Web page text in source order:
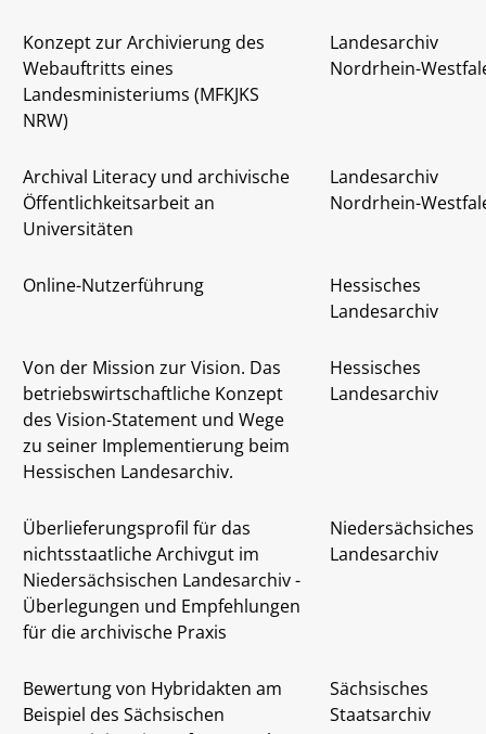
Konzept zur Archivierung des
Webauftritts eines
Landesministeriums (MFKJKS
NRW)
Landesarchiv
Nordrhein-
Archival Literacy und archivische
Öffentlichkeitsarbeit an
Universitäten
Landesarchiv
Nordrhein-
Online-Nutzerführung
Hessisches
Landesarchiv
Von der Mission zur Vision. Das
betriebswirtschaftliche Konzept
des Vision-Statement und Wege
zu seiner Implementierung beim
Hessischen Landesarchiv.
Hessisches
Landesarchiv
Überlieferungsprofil für das
nichtsstaatliche Archivgut im
Niedersächsischen Landesarchiv -
Überlegungen und Empfehlungen
für die archivische Praxis
Niedersächsiches
Landesarchiv
Bewertung von Hybridakten am
Beispiel des Sächsischen
Sächsisches
Staatsarchiv